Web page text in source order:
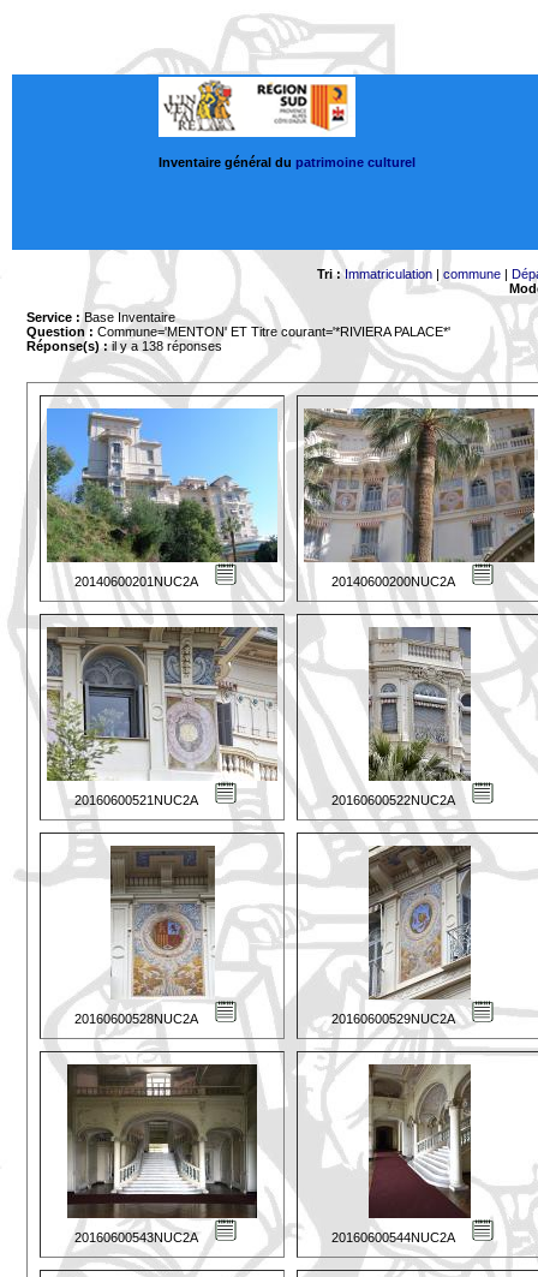
Inventaire général du patrimoine culturel
Tri : Immatriculation |commune |
Service : Base Inventaire
Question : Commune='MENTON' ET Titre courant='*RIVIERA PALACE*'
Réponse(s) :il y a 138 réponses
20140600201NUC2A 20140600200NUC2A
20160600521NUC2A 20160600522NUC2A
20160600528NUC2A 20160600529NUC2A
20160600543NUC2A 20160600544NUC2A